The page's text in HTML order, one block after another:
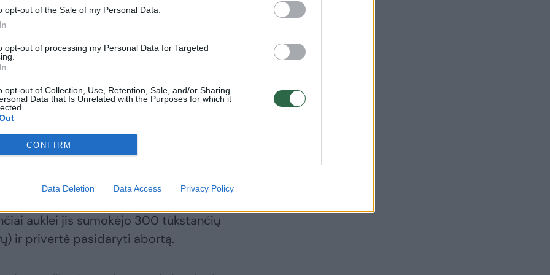
opt-out of the Sale of my Personal Data.
opt-out of processing my Personal Data for Targeted
opt-out of Collection, Use, Retention, Sale, and/or Sharing
Data that Is Unrelated with the Purposes for which it
CONFIRM
Data Deletion Data Access Privacy Policy
atvirkščiai. Dažniausiai prie seksualinių
su vyru santuoka – laisvamaniška
Mel B teisme liudijo, kad viskas buvo
nuo jos vyro, o jis buvo
kaip šeima.
auklei jis sumokėjo 300 tūkstančių
ir privertė pasidaryti abortą.